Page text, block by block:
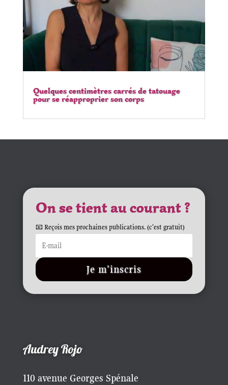
Quelques centimètres carrés de tatouage
pour se réapproprier son corps
On se tient au courant ?
📧 Reçois mes prochaines publications. (c'est gratuit)
Je m'inscris
Audrey Rojo
110 avenue Georges Spénale